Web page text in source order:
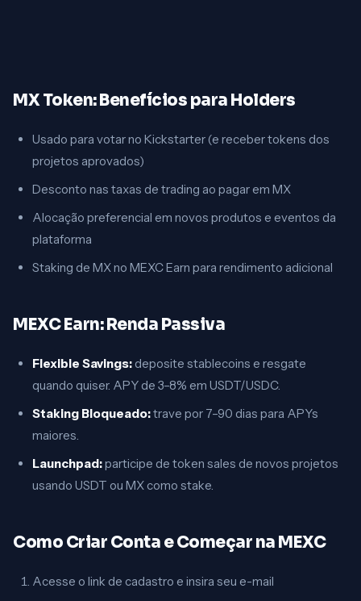
MX Token: Benefícios para Holders
Usado para votar no Kickstarter (e receber tokens dos
projetos aprovados)
Desconto nas taxas de trading ao pagar em MX
Alocação preferencial em novos produtos e eventos da
plataforma
Staking de MX no MEXC Earn para rendimento adicional
MEXC Earn: Renda Passiva
Flexible Savings: deposite stablecoins e resgate
quando quiser. APY de 3–8% em USDT/USDC.
Staking Bloqueado:trave por 7–90 dias para APYs
maiores.
Launchpad:participe de token sales de novos projetos
usando USDT ou MX como stake.
Como Criar Conta e Começar na MEXC
Acesse o link de cadastro e insira seu e-mail